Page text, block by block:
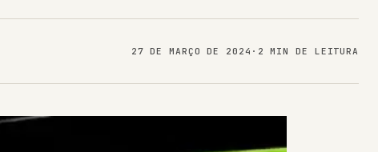
27 DE MARÇO DE 2024 · 2 MIN DE LEITURA